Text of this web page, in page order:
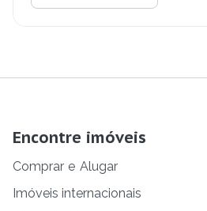
Encontre imóveis
Comprar e Alugar
Imóveis internacionais